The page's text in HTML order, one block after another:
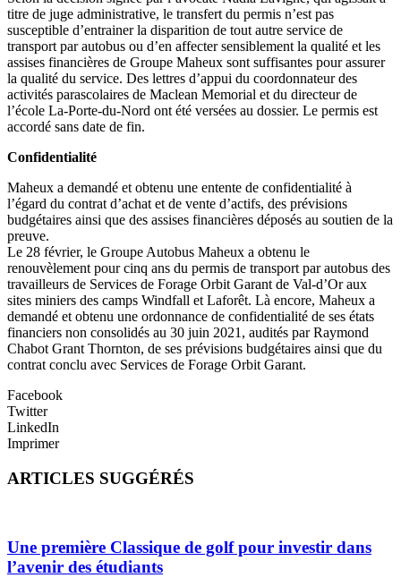
titre de juge administrative, le transfert du permis n’est pas
susceptible d’entrainer la disparition de tout autre service de
transport par autobus ou d’en affecter sensiblement la qualité et les
assises financières de Groupe Maheux sont suffisantes pour assurer
la qualité du service. Des lettres d’appui du coordonnateur des
activités parascolaires de Maclean Memorial et du directeur de
l’école La-Porte-du-Nord ont été versées au dossier. Le permis est
accordé sans date de fin.
Confidentialité
Maheux a demandé et obtenu une entente de confidentialité à
l’égard du contrat d’achat et de vente d’actifs, des prévisions
budgétaires ainsi que des assises financières déposés au soutien de la
preuve.
Le 28 février, le Groupe Autobus Maheux a obtenu le
renouvèlement pour cinq ans du permis de transport par autobus des
travailleurs de Services de Forage Orbit Garant de Val-d’Or aux
sites miniers des camps Windfall et Laforêt. Là encore, Maheux a
demandé et obtenu une ordonnance de confidentialité de ses états
financiers non consolidés au 30 juin 2021, audités par Raymond
Chabot Grant Thornton, de ses prévisions budgétaires ainsi que du
contrat conclu avec Services de Forage Orbit Garant.
Facebook
Twitter
LinkedIn
Imprimer
ARTICLES SUGGÉRÉS
Une première Classique de golf pour investir dans
l’avenir des étudiants